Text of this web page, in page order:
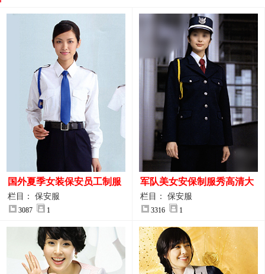
国外夏季女装保安员工制服
装大图
栏目： 保安服
3087 1
军队美女安保制服秀高清大
图
栏目： 保安服
3316 1